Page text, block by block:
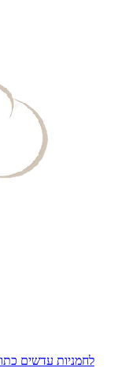
לחמניות עדשים